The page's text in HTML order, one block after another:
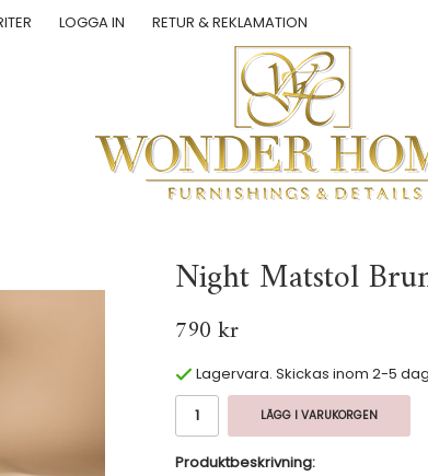
LOGGA IN RETUR & REKLAMATION
Night Matstol
790 kr
Lagervara. Skickas inom 2-5
LÄGG I VARUKORGEN
Produktbeskrivning: